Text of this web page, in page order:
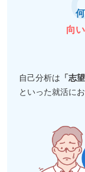
向
自己分析は 「志
といった就活に